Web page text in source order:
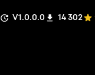
V1.0.0.0 14 302